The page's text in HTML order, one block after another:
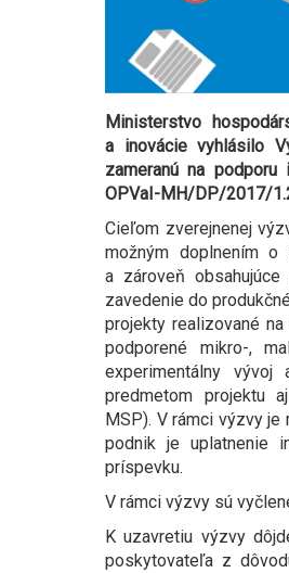
Ministerstvo
a inovácie vyhlásilo
zameranú na
OPVaI-MH/DP/2017/
Cieľom zverejnenej
možným doplnením o
a zároveň
zavedenie do
projekty realizované
podporené mikro-,
experimentálny
predmetom projektu
MSP). V rámci výzvy
podnik je uplatnenie
príspevku.
V rámci výzvy sú
K uzavretiu výzvy
poskytovateľa z